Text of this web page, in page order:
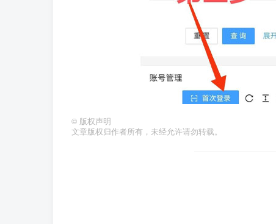
© 版权声明
文章版权归作者所有，未经允许请勿转载。